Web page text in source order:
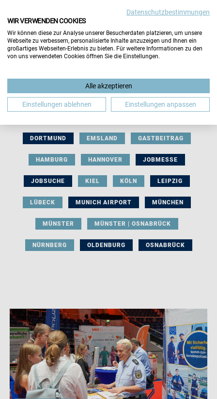
BERUFLICHE ORIENTIERUNG BEWERBUNG
DORTMUND EMSLAND GASTBEITRAG
HAMBURG HANNOVER JOBMESSE
JOBSUCHE KIEL KÖLN LEIPZIG
LÜBECK MUNICH AIRPORT MÜNCHEN
MÜNSTER MÜNSTER | OSNABRÜCK
NÜRNBERG OLDENBURG OSNABRÜCK
Datenschutzbestimmungen
WIR VERWENDEN COOKIES
Wir können diese zur Analyse unserer Besucherdaten platzieren, um unsere
Webseite zu verbessern, personalisierte Inhalte anzuzeigen und Ihnen ein
großartiges Webseiten-Erlebnis zu bieten. Für weitere Informationen zu den
von uns verwendeten Cookies öffnen Sie die Einstellungen.
Alle akzeptieren
Einstellungen ablehnen Einstellungen anpassen